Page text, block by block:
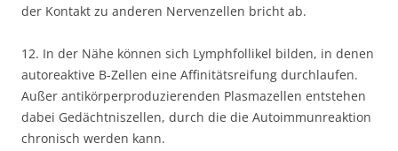
der Kontakt zu anderen Nervenzellen bricht ab.
12. In der Nähe können sich Lymphfollikel bilden, in denen
autoreaktive B-Zellen eine Affinitätsreifung durchlaufen.
Außer antikörperproduzierenden Plasmazellen entstehen
dabei Gedächtniszellen, durch die die Autoimmunreaktion
chronisch werden kann.